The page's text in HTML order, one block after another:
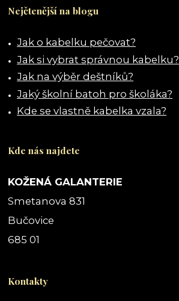
Nejčtenější na blogu
Jak o kabelku pečovat?
Jak si vybrat správnou kabelku?
Jak na výběr deštníků?
Jaký školní batoh pro školáka?
Kde se vlastně kabelka vzala?
Kde nás najdete
KOŽENÁ GALANTERIE
Smetanova 831
Bučovice
685 01
Kontakty